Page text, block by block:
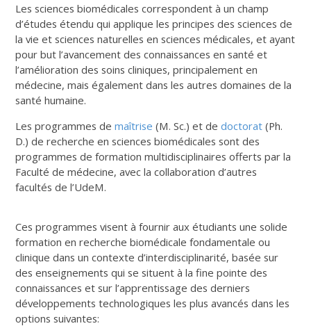
Les sciences biomédicales correspondent à un champ
d’études étendu qui applique les principes des sciences de
la vie et sciences naturelles en sciences médicales, et ayant
pour but l’avancement des connaissances en santé et
l’amélioration des soins cliniques, principalement en
médecine, mais également dans les autres domaines de la
santé humaine.
Les programmes demaîtrise (M. Sc.) et dedoctorat (Ph.
D.) de recherche en sciences biomédicales sont des
programmes de formation multidisciplinaires offerts par la
Faculté de médecine, avec la collaboration d’autres
facultés de l’UdeM.
Ces programmes visent à fournir aux étudiants une solide
formation en recherche biomédicale fondamentale ou
clinique dans un contexte d’interdisciplinarité, basée sur
des enseignements qui se situent à la fine pointe des
connaissances et sur l’apprentissage des derniers
développements technologiques les plus avancés dans les
options suivantes: